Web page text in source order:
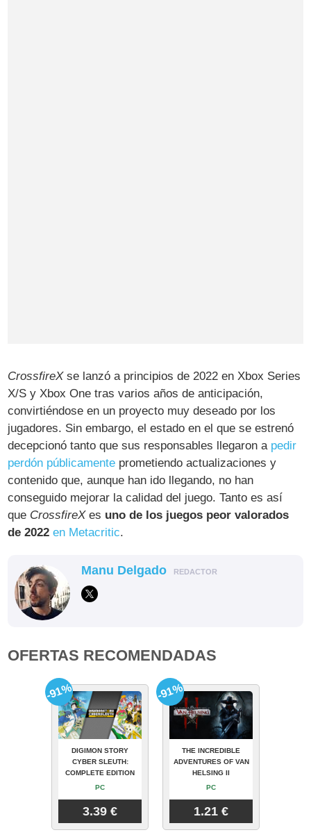
CrossfireXse lanzó a principios de 2022 en Xbox Series
X/S y Xbox One tras varios años de anticipación,
convirtiéndose en un proyecto muy deseado por los
jugadores. Sin embargo, el estado en el que se estrenó
decepcionó tanto que sus responsables llegaron a pedir
perdón públicamente prometiendo actualizaciones y
contenido que, aunque han ido llegando, no han
conseguido mejorar la calidad del juego. Tanto es así
que CrossfireXes uno de los juegos peor valorados
de 2022 en Metacritic.
Manu Delgado REDACTOR
OFERTAS RECOMENDADAS
DIGIMON STORY
CYBER SLEUTH:
COMPLETE EDITION
PC
3.39 €
-91%
THE INCREDIBLE
ADVENTURES OF VAN
HELSING II
PC
1.21 €
-91%